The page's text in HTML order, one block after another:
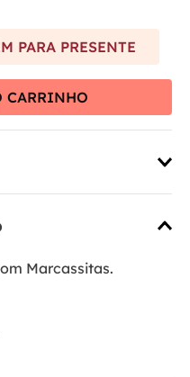
PARA PRESENTE
CARRINHO
Marcassitas.